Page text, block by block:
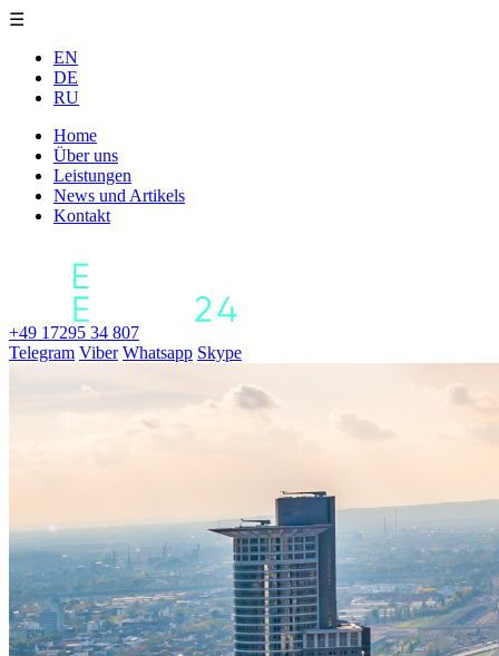
☰
EN
DE
RU
Home
Über uns
Leistungen
News und Artikels
Kontakt
+49 17295 34 807
Telegram Viber Whatsapp Skype